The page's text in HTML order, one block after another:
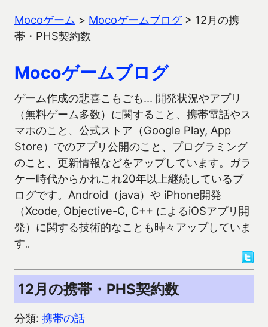
Mocoゲーム > Mocoゲームブログ> 12月の携
帯・PHS契約数
Mocoゲームブログ
ゲーム作成の悲喜こもごも… 開発状況やアプリ
（無料ゲーム多数）に関すること、携帯電話やス
マホのこと、公式ストア（Google Play, App
Store）でのアプリ公開のこと、プログラミング
のこと、更新情報などをアップしています。ガラ
ケー時代からかれこれ20年以上継続しているブ
ログです。Android（java）や iPhone開発
（Xcode, Objective-C, C++ によるiOSアプリ開
発）に関する技術的なことも時々アップしていま
す。
12月の携帯・PHS契約数
分類: 携帯の話